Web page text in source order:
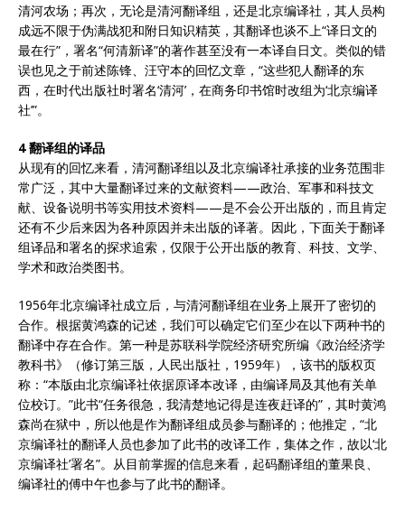
清河农场；再次，无论是清河翻译组，还是北京编译社，其人员构
成远不限于伪满战犯和附日知识精英，其翻译也谈不上“译日文的
最在行”，署名“何清新译”的著作甚至没有一本译自日文。类似的错
误也见之于前述陈锋、汪守本的回忆文章，“这些犯人翻译的东
西，在时代出版社时署名‘清河’，在商务印书馆时改组为‘北京编译
社’”。
4 翻译组的译品
从现有的回忆来看，清河翻译组以及北京编译社承接的业务范围非
常广泛，其中大量翻译过来的文献资料——政治、军事和科技文
献、设备说明书等实用技术资料——是不会公开出版的，而且肯定
还有不少后来因为各种原因并未出版的译著。因此，下面关于翻译
组译品和署名的探求追索，仅限于公开出版的教育、科技、文学、
学术和政治类图书。
1956年北京编译社成立后，与清河翻译组在业务上展开了密切的
合作。根据黄鸿森的记述，我们可以确定它们至少在以下两种书的
翻译中存在合作。第一种是苏联科学院经济研究所编《政治经济学
教科书》（修订第三版，人民出版社，1959年），该书的版权页
称：“本版由北京编译社依据原译本改译，由编译局及其他有关单
位校订。”此书“任务很急，我清楚地记得是连夜赶译的”，其时黄鸿
森尚在狱中，所以他是作为翻译组成员参与翻译的；他推定，“北
京编译社的翻译人员也参加了此书的改译工作，集体之作，故以‘北
京编译社’署名”。从目前掌握的信息来看，起码翻译组的董果良、
编译社的傅中午也参与了此书的翻译。